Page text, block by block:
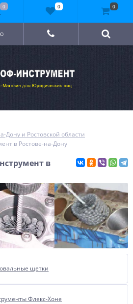
Дону и Ростовской области
в Ростове-на-Дону
в
щетки
Флекс-Хоне
0 0 0